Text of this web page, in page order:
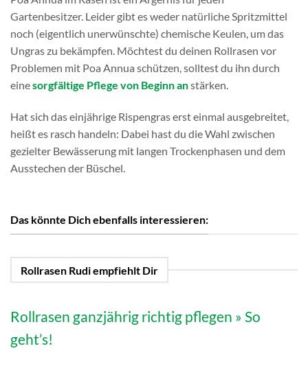
Gartenbesitzer. Leider gibt es weder natürliche Spritzmittel
noch (eigentlich unerwünschte) chemische Keulen, um das
Ungras zu bekämpfen. Möchtest du deinen Rollrasen vor
Problemen mit Poa Annua schützen, solltest du ihn durch
einesorgfältige Pflege von Beginn anstärken.
Hat sich das einjährige Rispengras erst einmal ausgebreitet,
heißt es rasch handeln: Dabei hast du die Wahl zwischen
gezielter Bewässerung mit langen Trockenphasen und dem
Ausstechen der Büschel.
Das könnte Dich ebenfalls interessieren:
Rollrasen Rudi empfiehlt Dir
Rollrasen ganzjährig richtig pflegen » So
geht’s!